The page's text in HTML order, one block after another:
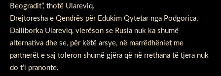
Beogradit”, thotë Ulareviq.
Drejtoresha e Qendrës për Edukim Qytetar nga Podgorica,
Dalliborka Ulareviq, vlerëson se Rusia nuk ka shumë
alternativa dhe se, për këtë arsye, në marrëdhëniet me
partnerët e saj toleron shumë gjëra që në rrethana të tjera nuk
do t’i pranonte.